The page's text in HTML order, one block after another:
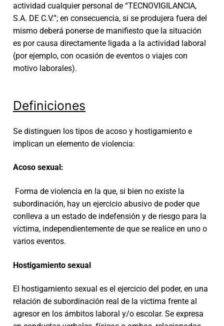
actividad cualquier personal de “TECNOVIGILANCIA,
S.A. DE C.V.”; en consecuencia, si se produjera fuera del
mismo deberá ponerse de manifiesto que la situación
es por causa directamente ligada a la actividad laboral
(por ejemplo, con ocasión de eventos o viajes con
motivo laborales).
Definiciones
Se distinguen los tipos de acoso y hostigamiento e
implican un elemento de violencia:
Acoso sexual:
Forma de violencia en la que, si bien no existe la
subordinación, hay un ejercicio abusivo de poder que
conlleva a un estado de indefensión y de riesgo para la
víctima, independientemente de que se realice en uno o
varios eventos.
Hostigamiento sexual
El hostigamiento sexual es el ejercicio del poder, en una
relación de subordinación real de la víctima frente al
agresor en los ámbitos laboral y/o escolar. Se expresa